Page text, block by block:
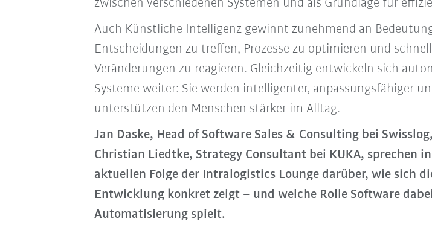
zwischen verschiedenen Systemen und als Grundlage für
Auch Künstliche Intelligenz gewinnt zunehmend an
Entscheidungen zu treffen, Prozesse zu optimieren und
Veränderungen zu reagieren. Gleichzeitig entwickeln sich
Systeme weiter: Sie werden intelligenter, anpassungsfähiger
unterstützen den Menschen stärker im Alltag.
Jan Daske, Head of Software Sales & Consulting bei
Christian Liedtke, Strategy Consultant bei KUKA, sprechen
aktuellen Folge der Intralogistics Lounge darüber, wie sich
Entwicklung konkret zeigt – und welche Rolle Software
Automatisierung spielt.